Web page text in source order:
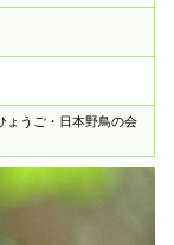
ょうご・日本野鳥の会